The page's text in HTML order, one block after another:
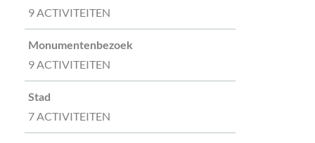
9 ACTIVITEITEN
Monumentenbezoek
9 ACTIVITEITEN
Stad
7 ACTIVITEITEN